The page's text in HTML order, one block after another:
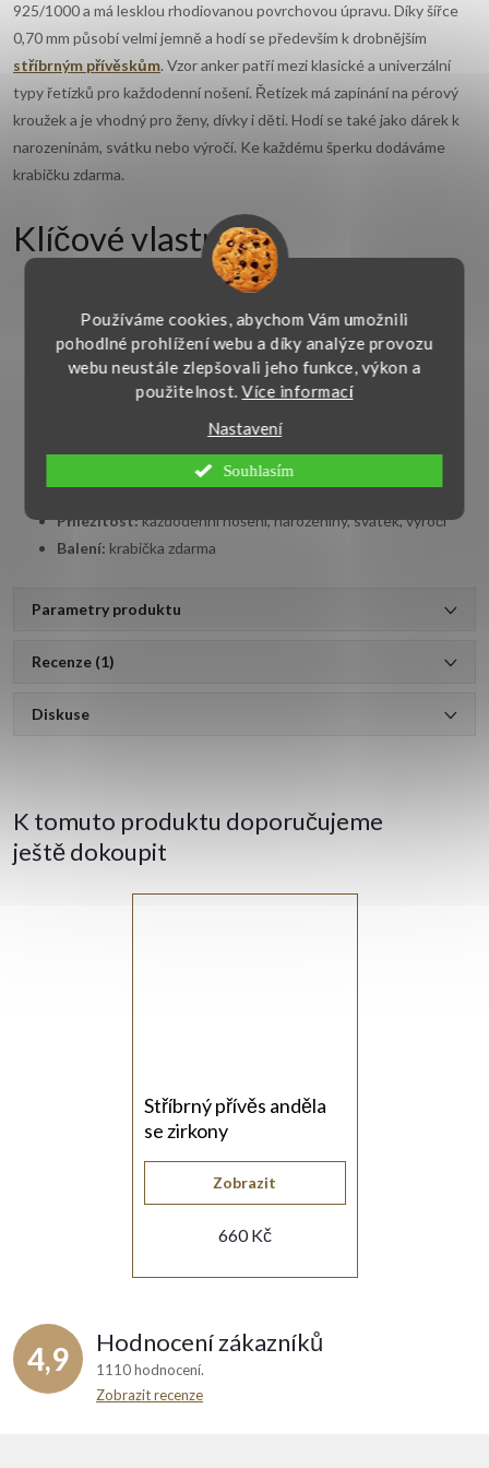
Používáme cookies, abychom Vám umožnili
pohodlné prohlížení webu a díky analýze provozu
webu neustále zlepšovali jeho funkce, výkon a
použitelnost.Více informací
Nastavení
Souhlasím
925/1000 a má lesklou rhodiovanou povrchovou úpravu. Díky šířce
0,70 mm působí velmi jemně a hodí se především k drobnějším
stříbrným přívěskům. Vzor anker patří mezi klasické a univerzální
typy řetízků pro každodenní nošení. Řetízek má zapínání na pérový
kroužek a je vhodný pro ženy, dívky i děti. Hodí se také jako dárek k
narozeninám, svátku nebo výročí. Ke každému šperku dodáváme
krabičku zdarma.
Klíčové vlastnosti
Typ šperku:řetízek
Typ řetízku:
anker
0,70 mm
lesklá, rhodiovaná
jemný, klasický, decentní
Příležitost:každodenní nošení, narozeniny, svátek, výročí
Balení: krabička zdarma
Parametry produktu
Recenze (1)
Diskuse
K tomuto produktu doporučujeme
ještě dokoupit
Stříbrný přívěs anděla
se zirkony
660 Kč
Zobrazit
4,9 Hodnocení zákazníků
1110 hodnocení
Zobrazit recenze